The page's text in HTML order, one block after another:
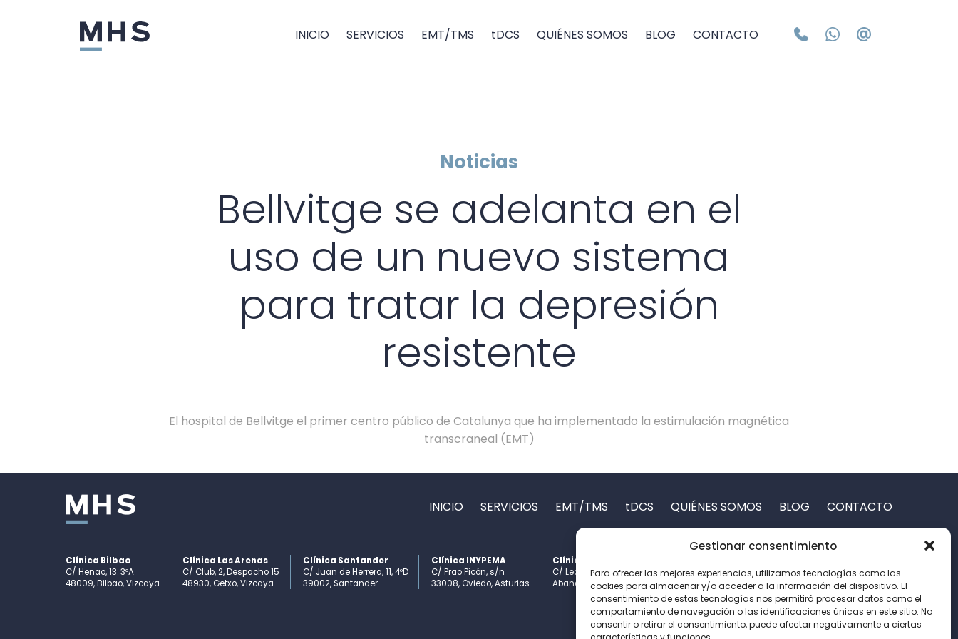
Gestionar consentimiento
Para ofrecer las mejores experiencias, utilizamos tecnologías como las
cookies para almacenar y/o acceder a la información del dispositivo. El
consentimiento de estas tecnologías nos permitirá procesar datos como el
comportamiento de navegación o las identificaciones únicas en este sitio. No
consentir o retirar el consentimiento, puede afectar negativamente a ciertas
INICIO SERVICIOS EMT/TMS tDCS QUIÉNES SOMOS BLOG CONTACTO
Noticias
Bellvitge se adelanta en el
uso de un nuevo sistema
para tratar la depresión
resistente
El hospital de Bellvitge el primer centro público de Catalunya que ha implementado la estimulación magnética
transcraneal (EMT)
INICIO SERVICIOS EMT/TMS tDCS QUIÉNES SOMOS BLOG CONTACTO
Clínica Bilbao
C/ Henao, 13. 3ºA
48009, Bilbao, Vizcaya
Clínica Las Arenas
C/ Club, 2, Despacho 15
48930, Getxo, Vizcaya
Clínica Santander
C/ Juan de Herrera, 11, 4ºD
39002, Santander
Clínica INYPEMA
C/ Prao Picón, s/n
33008, Oviedo, Asturias
Clínica Bilbao II
C/ Ledesma, 10 bis, 6º · 1
Abando, 48001 Bilbao, Vizcaya